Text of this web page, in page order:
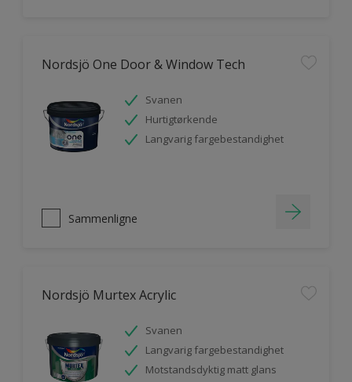
Nordsjö One Door & Window Tech
Svanen
Hurtigtørkende
Langvarig fargebestandighet
Sammenligne
Nordsjö Murtex Acrylic
Svanen
Langvarig fargebestandighet
Motstandsdyktig matt glans